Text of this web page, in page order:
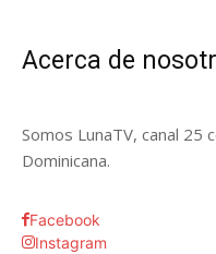
Acerca de
Somos LunaTV, canal 25
Dominicana.
Facebook
Instagram